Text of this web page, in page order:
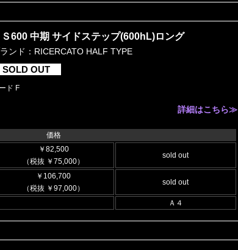
Ｓ600 中期 サイドステップ(600hL)ロング
ンド：RICERCATO HALF TYPE
SOLD OUT
ド F
詳細はこちら≫
価格
￥82,500
（税抜 ￥75,000）
sold out
￥106,700
（税抜 ￥97,000）
sold out
Ａ４